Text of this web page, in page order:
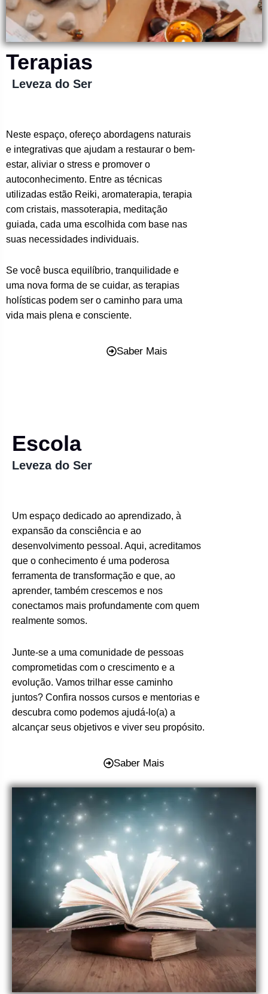
Terapias
Leveza do Ser
Neste espaço, ofereço abordagens naturais
e integrativas que ajudam a restaurar o bem-
estar, aliviar o stress e promover o
autoconhecimento. Entre as técnicas
utilizadas estão Reiki, aromaterapia, terapia
com cristais, massoterapia, meditação
guiada, cada uma escolhida com base nas
suas necessidades individuais.
Se você busca equilíbrio, tranquilidade e
uma nova forma de se cuidar, as terapias
holísticas podem ser o caminho para uma
vida mais plena e consciente.
Saber Mais
Escola
Leveza do Ser
Um espaço dedicado ao aprendizado, à
expansão da consciência e ao
desenvolvimento pessoal. Aqui, acreditamos
que o conhecimento é uma poderosa
ferramenta de transformação e que, ao
aprender, também crescemos e nos
conectamos mais profundamente com quem
realmente somos.
Junte-se a uma comunidade de pessoas
comprometidas com o crescimento e a
evolução. Vamos trilhar esse caminho
juntos? Confira nossos cursos e mentorias e
descubra como podemos ajudá-lo(a) a
alcançar seus objetivos e viver seu propósito.
Saber Mais